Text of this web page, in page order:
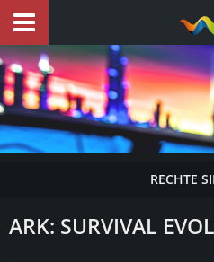
ARK: SURVIVAL